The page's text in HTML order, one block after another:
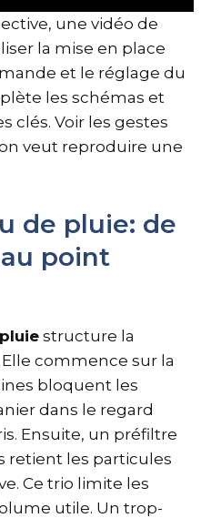
une vidéo de
la mise en place
et le réglage du
les schémas et
clés. Voir les gestes
veut reproduire une
de pluie: de
point
structure la
commence sur la
bloquent les
dans le regard
Ensuite, un préfiltre
retient les particules
Ce trio limite les
utile. Un trop-